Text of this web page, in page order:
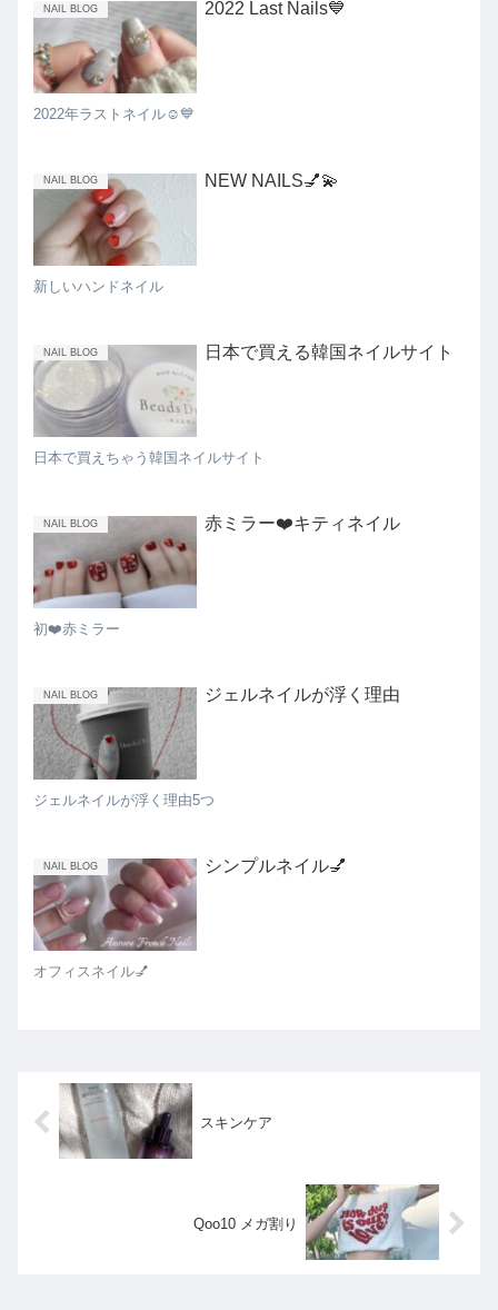
NAIL BLOG 2022 Last Nails💙
2022年ラストネイル☺️💙
NAIL BLOG NEW NAILS💅💫
新しいハンドネイル
NAIL BLOG 日本で買える韓国ネイルサイト
日本で買えちゃう韓国ネイルサイト
NAIL BLOG 赤ミラー❤️キティネイル
初❤️赤ミラー
NAIL BLOG ジェルネイルが浮く理由
ジェルネイルが浮く理由5つ
NAIL BLOG シンプルネイル💅
オフィスネイル💅
スキンケア
Qoo10 メガ割り